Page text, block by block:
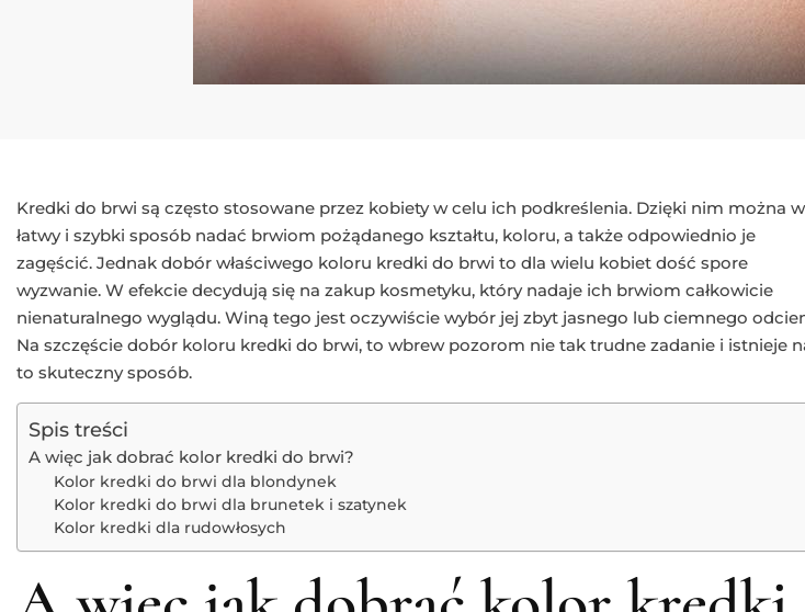
Kredki do brwi są często stosowane przez kobiety w celu ich podkreślenia. Dzięki nim można w
łatwy i szybki sposób nadać brwiom pożądanego kształtu, koloru, a także odpowiednio je
zagęścić. Jednak dobór właściwego koloru kredki do brwi to dla wielu kobiet dość spore
wyzwanie. W efekcie decydują się na zakup kosmetyku, który nadaje ich brwiom całkowicie
nienaturalnego wyglądu. Winą tego jest oczywiście wybór jej zbyt jasnego lub ciemnego
Na szczęście dobór koloru kredki do brwi, to wbrew pozorom nie tak trudne zadanie i istnieje
to skuteczny sposób.
Spis treści
A więc jak dobrać kolor kredki do brwi?
Kolor kredki do brwi dla blondynek
Kolor kredki do brwi dla brunetek i szatynek
Kolor kredki dla rudowłosych